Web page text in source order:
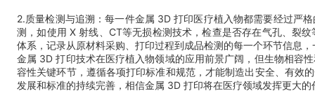
2.质量检测与追溯：每一件金属 3D 打印医疗植入物都需要经过严
测，如使用 X 射线、CT等无损检测技术，检查是否存在气孔、裂
体系，记录从原材料采购、打印过程到成品检测的每一个环节信息
金属 3D 打印技术在医疗植入物领域的应用前景广阔，但生物相容
容性关键环节，遵循各项打印标准和规范，才能制造出安全、有效
发展和标准的持续完善，相信金属 3D 打印将在医疗领域发挥更大